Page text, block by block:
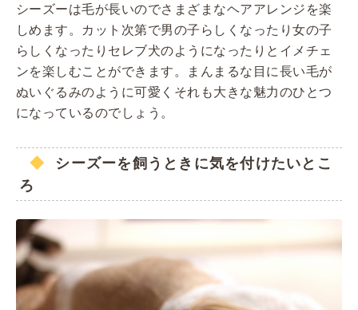
シーズーは毛が長いのでさまざまなヘアアレンジを楽
しめます。カット次第で男の子らしくなったり女の子
らしくなったりセレブ犬のようになったりとイメチェ
ンを楽しむことができます。まんまるな目に長い毛が
ぬいぐるみのように可愛くそれも大きな魅力のひとつ
になっているのでしょう。
シーズーを飼うときに気を付けたいとこ
ろ